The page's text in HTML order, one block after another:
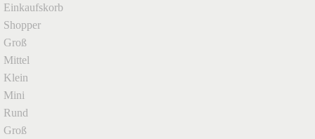
Einkaufskorb
Shopper
Groß
Mittel
Klein
Mini
Rund
Groß